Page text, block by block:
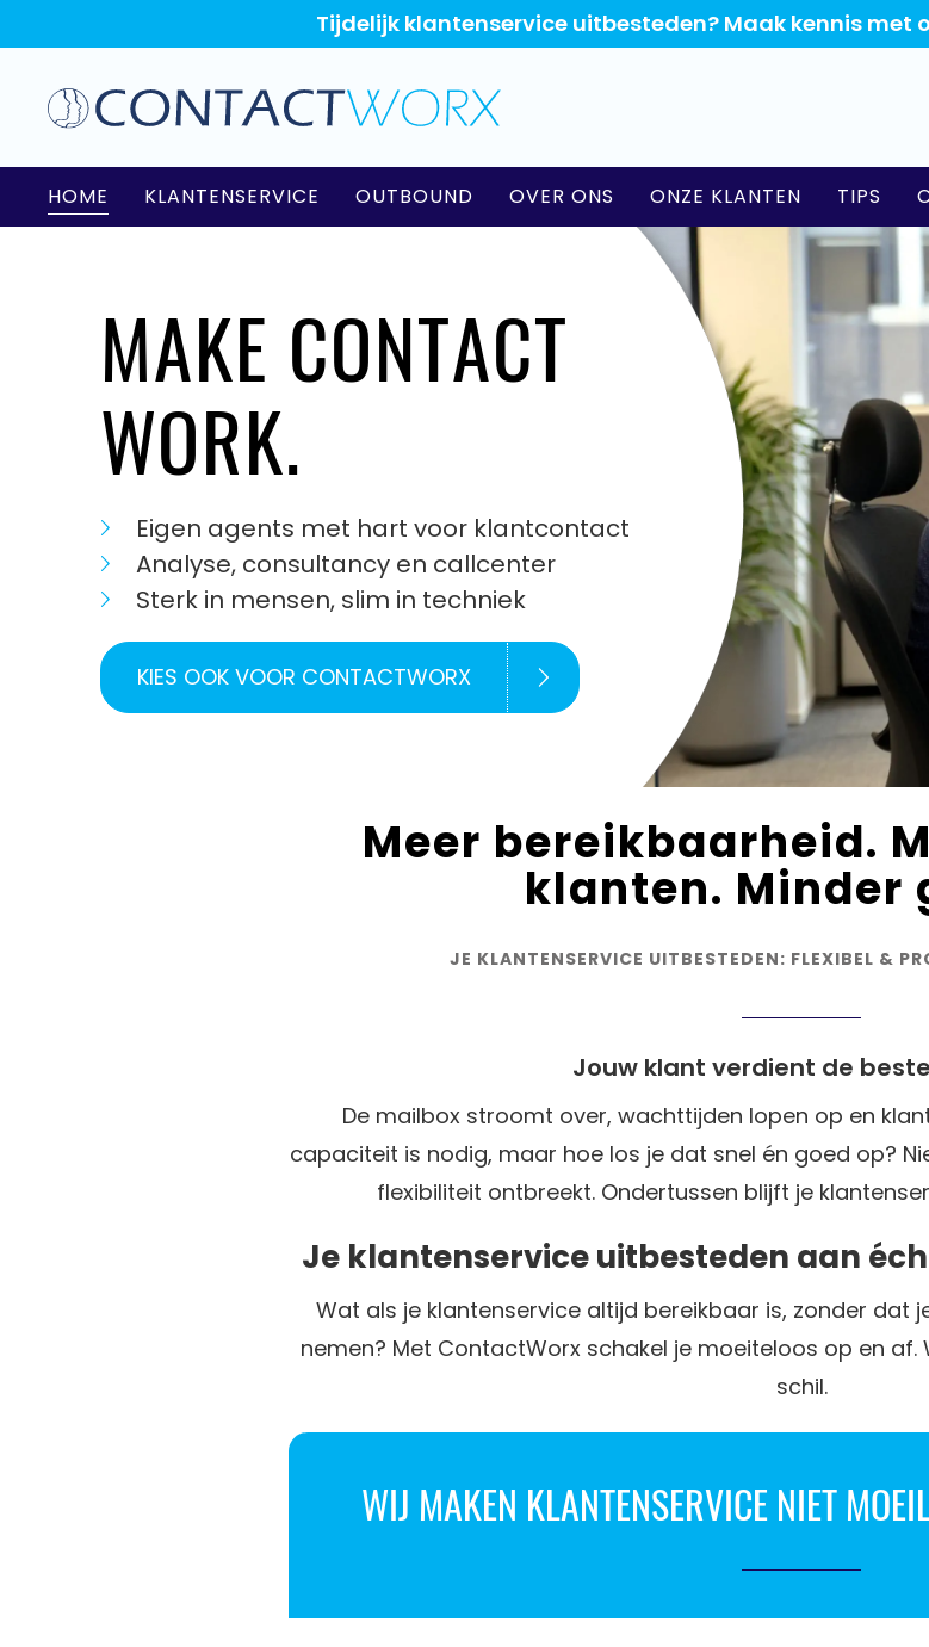
Tijdelijk klantenservice uitbesteden? Maak kennis met
HOME KLANTENSERVICE OUTBOUND OVER ONS ONZE KLANTEN TIPS
MAKE CONTACT
WORK.
Eigen agents met hart voor klantcontact
Analyse, consultancy en callcenter
Sterk in mensen, slim in techniek
KIES OOK VOOR CONTACTWORX
Meer bereikbaarheid.
klanten. Minder
JE KLANTENSERVICE UITBESTEDEN: FLEXIBEL &
Jouw klant verdient de
De mailbox stroomt over, wachttijden lopen op en
capaciteit is nodig, maar hoe los je dat snel én goed op?
flexibiliteit ontbreekt. Ondertussen blijft je
Je klantenservice uitbesteden aan
Wat als je klantenservice altijd bereikbaar is, zonder dat
nemen? Met ContactWorx schakel je moeiteloos op en af.
schil.
WIJ MAKEN KLANTENSERVICE NIET